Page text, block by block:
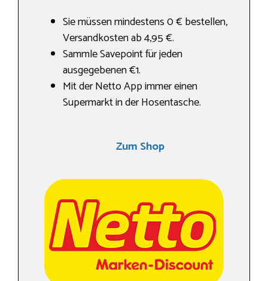
Sie müssen mindestens 0 € bestellen,
Versandkosten ab 4,95 €.
Sammle Savepoint für jeden
ausgegebenen €1.
Mit der Netto App immer einen
Supermarkt in der Hosentasche.
Zum Shop